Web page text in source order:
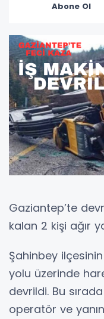
Abone Ol
Gaziantep’te
kalan 2 kişi ağır
Şahinbey
yolu üzerinde
devrildi. Bu
operatör ve